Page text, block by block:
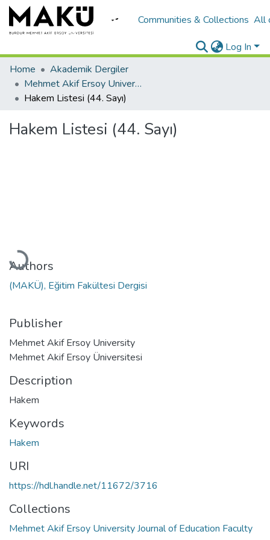
Communities & Collections All
Log In
Home
Akademik Dergiler
Mehmet Akif Ersoy University Journal of Education Faculty
Hakem Listesi (44. Sayı)
Hakem Listesi (44. Sayı)
Loading...
Authors
(MAKÜ), Eğitim Fakültesi Dergisi
Publisher
Mehmet Akif Ersoy University
Mehmet Akif Ersoy Üniversitesi
Description
Hakem
Keywords
Hakem
URI
https://hdl.handle.net/11672/3716
Collections
Mehmet Akif Ersoy University Journal of Education Faculty